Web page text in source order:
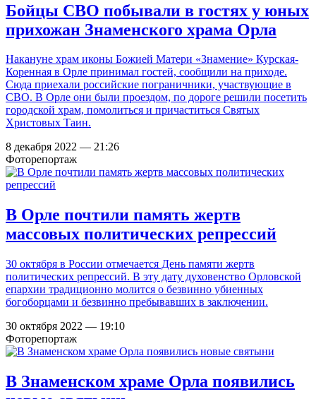
Бойцы СВО побывали в гостях у юных
прихожан Знаменского храма Орла
Накануне храм иконы Божией Матери «Знамение» Курская-
Коренная в Орле принимал гостей, сообщили на приходе.
Сюда приехали российские пограничники, участвующие в
СВО. В Орле они были проездом, по дороге решили посетить
городской храм, помолиться и причаститься Святых
Христовых Таин.
8 декабря 2022 — 21:26
Фоторепортаж
В Орле почтили память жертв
массовых политических репрессий
30 октября в России отмечается День памяти жертв
политических репрессий. В эту дату духовенство Орловской
епархии традиционно молится о безвинно убиенных
богоборцами и безвинно пребывавших в заключении.
30 октября 2022 — 19:10
Фоторепортаж
В Знаменском храме Орла появились